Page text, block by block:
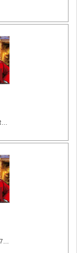
AT｢American Dream｣／｢DREAM COMES AGAIN｣(ディスクジャッジ／KEISHIRO ...
BONUS(HOTッとタイム!!／7揃いなど)